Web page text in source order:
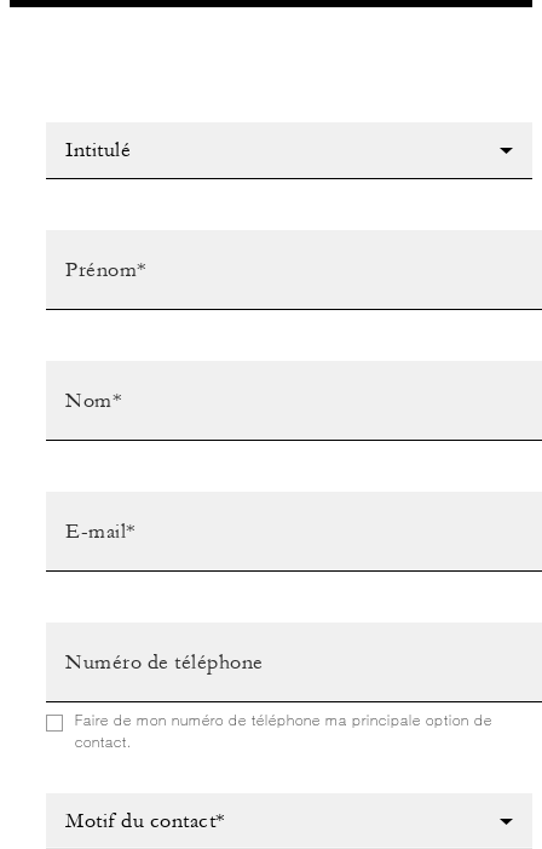
Intitulé
Faire de mon numéro de téléphone ma principale option de
contact.
Motif du contact*